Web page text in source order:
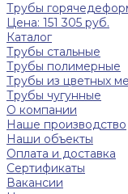
Трубы
Цена: 151 305 руб.
Каталог
Трубы стальные
Трубы полимерные
Трубы из цветных
Трубы чугунные
О компании
Наше производство
Наши объекты
Оплата и доставка
Сертификаты
Вакансии